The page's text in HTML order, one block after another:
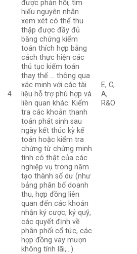
4
được phản hồi, tìm
hiểu nguyên nhân
xem xét có thể thu
thập được đầy đủ
bằng chứng kiểm
toán thích hợp bằng
cách thực hiện các
thủ tục kiểm toán
thay thế … thông qua
xác minh với các tài
liệu hỗ trợ phù hợp và
liên quan khác. Kiểm
tra các khoản thanh
toán phát sinh sau
ngày kết thúc kỳ kế
toán hoặc kiểm tra
chứng từ chứng minh
tính có thật của các
nghiệp vụ trong năm
tạo thành số dư (như
bảng phân bổ doanh
thu, hợp đồng liên
quan đến các khoản
nhận ký cược, ký quỹ,
các quyết định về
phân phối cổ tức, các
hợp đồng vay mượn
không tính lãi,…).
E, C,
A,
R&O